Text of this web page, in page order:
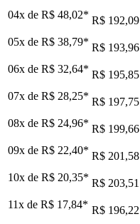
04x de R$ 48,02* R$ 192,09
05x de R$ 38,79* R$ 193,96
06x de R$ 32,64* R$ 195,85
07x de R$ 28,25* R$ 197,75
08x de R$ 24,96* R$ 199,66
09x de R$ 22,40* R$ 201,58
10x de R$ 20,35* R$ 203,51
11x de R$ 17,84* R$ 196,22